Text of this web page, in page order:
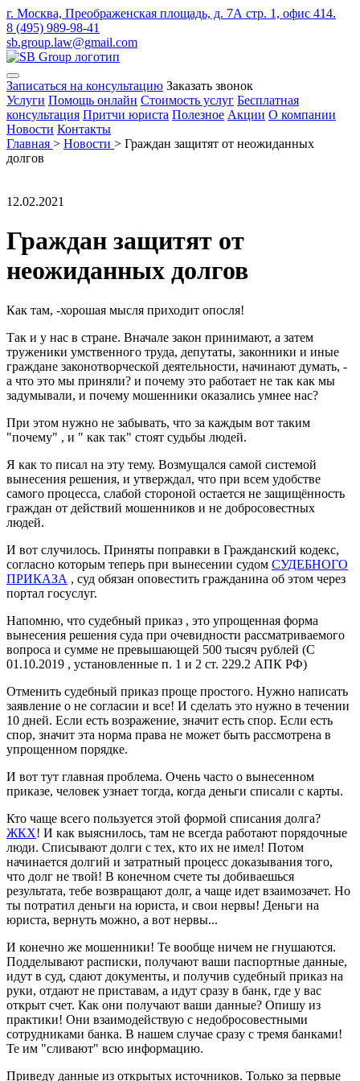
г. Москва, Преображенская площадь, д. 7А стр. 1, офис 414.
8 (495) 989-98-41
sb.group.law@gmail.com
Записаться на консультацию Заказать звонок
Услуги Помощь онлайн Стоимость услуг Бесплатная
консультация Притчи юриста Полезное Акции О компании
Новости Контакты
Главная > Новости > Граждан защитят от неожиданных
долгов
12.02.2021
Граждан защитят от
неожиданных долгов
Как там, -хорошая мысля приходит опосля!
Так и у нас в стране. Вначале закон принимают, а затем
труженики умственного труда, депутаты, законники и иные
граждане законотворческой деятельности, начинают думать, -
а что это мы приняли? и почему это работает не так как мы
задумывали, и почему мошенники оказались умнее нас?
При этом нужно не забывать, что за каждым вот таким
"почему" , и " как так" стоят судьбы людей.
Я как то писал на эту тему. Возмущался самой системой
вынесения решения, и утверждал, что при всем удобстве
самого процесса, слабой стороной остается не защищённость
граждан от действий мошенников и не добросовестных
людей.
И вот случилось. Приняты поправки в Гражданский кодекс,
согласно которым теперь при вынесении судом СУДЕБНОГО
ПРИКАЗА , суд обязан оповестить гражданина об этом через
портал госуслуг.
Напомню, что судебный приказ , это упрощенная форма
вынесения решения суда при очевидности рассматриваемого
вопроса и сумме не превышающей 500 тысяч рублей (С
01.10.2019 , установленные п. 1 и 2 ст. 229.2 АПК РФ)
Отменить судебный приказ проще простого. Нужно написать
заявление о не согласии и все! И сделать это нужно в течении
10 дней. Если есть возражение, значит есть спор. Если есть
спор, значит эта норма права не может быть рассмотрена в
упрощенном порядке.
И вот тут главная проблема. Очень часто о вынесенном
приказе, человек узнает тогда, когда деньги списали с карты.
Кто чаще всего пользуется этой формой списания долга?
ЖКХ! И как выяснилось, там не всегда работают порядочные
люди. Списывают долги с тех, кто их не имел! Потом
начинается долгий и затратный процесс доказывания того,
что долг не твой! В конечном счете ты добиваешься
результата, тебе возвращают долг, а чаще идет взаимозачет. Но
ты потратил деньги на юриста, и свои нервы! Деньги на
юриста, вернуть можно, а вот нервы...
И конечно же мошенники! Те вообще ничем не гнушаются.
Подделывают расписки, получают ваши паспортные данные,
идут в суд, сдают документы, и получив судебный приказ на
руки, отдают не приставам, а идут сразу в банк, где у вас
открыт счет. Как они получают ваши данные? Опишу из
практики! Они взаимодействую с недобросовестными
сотрудниками банка. В нашем случае сразу с тремя банками!
Те им "сливают" всю информацию.
Приведу данные из открытых источников. Только за первые